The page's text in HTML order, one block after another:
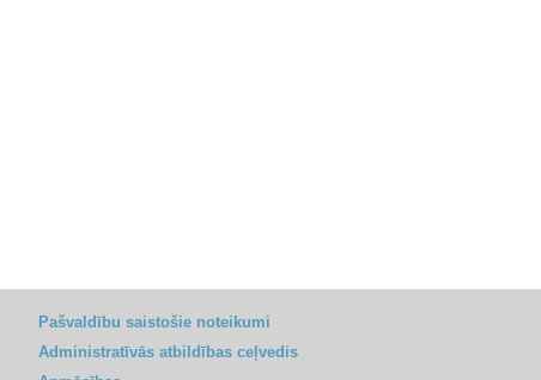
Pašvaldību saistošie noteikumi
Administratīvās atbildības ceļvedis